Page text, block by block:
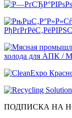
ПОДПИСКА НА